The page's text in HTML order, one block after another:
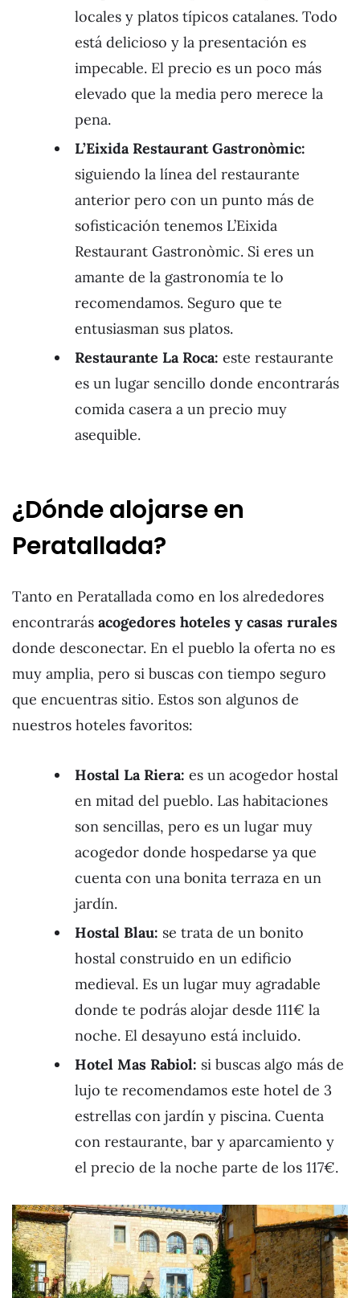
locales y platos típicos catalanes. Todo
está delicioso y la presentación es
impecable. El precio es un poco más
elevado que la media pero merece la
pena.
L’Eixida Restaurant Gastronòmic:
siguiendo la línea del restaurante
anterior pero con un punto más de
sofisticación tenemos L’Eixida
Restaurant Gastronòmic. Si eres un
amante de la gastronomía te lo
recomendamos. Seguro que te
entusiasman sus platos.
Restaurante La Roca: este restaurante
es un lugar sencillo donde encontrarás
comida casera a un precio muy
asequible.
¿Dónde alojarse en
Peratallada?
Tanto en Peratallada como en los alrededores
encontrarás acogedores hoteles y casas rurales
donde desconectar. En el pueblo la oferta no es
muy amplia, pero si buscas con tiempo seguro
que encuentras sitio. Estos son algunos de
nuestros hoteles favoritos:
Hostal La Riera: es un acogedor hostal
en mitad del pueblo. Las habitaciones
son sencillas, pero es un lugar muy
acogedor donde hospedarse ya que
cuenta con una bonita terraza en un
jardín.
Hostal Blau: se trata de un bonito
hostal construido en un edificio
medieval. Es un lugar muy agradable
donde te podrás alojar desde 111€ la
noche. El desayuno está incluido.
Hotel Mas Rabiol: si buscas algo más de
lujo te recomendamos este hotel de 3
estrellas con jardín y piscina. Cuenta
con restaurante, bar y aparcamiento y
el precio de la noche parte de los 117€.